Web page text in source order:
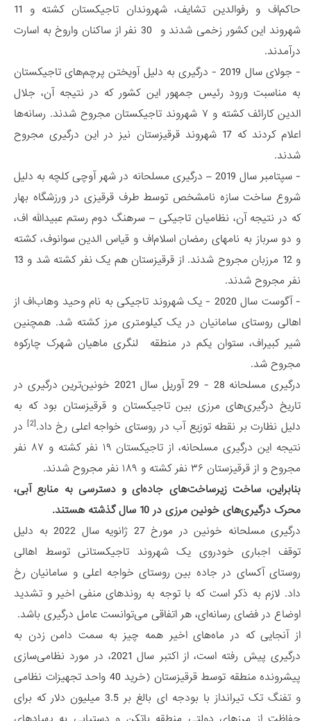
حاکم‌اف و رفوالدین تشایف، شهروندان تاجیکستان کشته و 11
شهروند این کشور زخمی شدند و 30 نفر از ساکنان واروخ به اسارت
درآمدند.
- جولای سال 2019 - درگیری به دلیل آویختن پرچم‌های تاجیکستان
به مناسبت ورود رئیس جمهور این کشور که در نتیجه آن، جلال
الدین کارائف کشته و ۷ شهروند تاجیکستان مجروح شدند. رسانه‌ها
اعلام کردند که 17 شهروند قرقیزستان نیز در این درگیری مجروح
شدند.
- سپتامبر سال 2019 – درگیری مسلحانه در شهر آوچی کلچه به دلیل
شروع ساخت سازه نامشخص توسط طرف قرقیزی در ورزشگاه بهار
که در نتیجه آن، نظامیان تاجیکی – سرهنگ دوم رستم عبیدالله اف،
و دو سرباز به نامهای رمضان اسلا‌م‌اف و قیاس الدین سوانوف، کشته
و 12 مرزبان مجروح شدند. از قرقیزستان هم یک نفر کشته شد و 13
نفر مجروح شدند.
- آگوست سال 2020 - یک شهروند تاجیکی به نام وحید وهاب‌اف از
اهالی روستای سامانیان در یک کیلومتری مرز کشته شد. همچنین
شیر کبیراف، ستوان یکم در منطقه لنگری ماهیان شهرک چارکوه
مجروح شد.
درگیری مسلحانه 28 - 29 آوریل سال 2021 خونین‌ترین درگیری در
تاریخ درگیری‌های مرزی بین تاجیکستان و قرقیزستان بود که به
دلیل نظارت بر نقطه توزیع آب در روستای خواجه اعلی رخ داد.[2]
در
نتیجه این درگیری مسلحانه، از تاجیکستان ۱۹ نفر کشته و ۸۷ نفر
مجروح و از قرقیزستان ۳۶ نفر کشته و ۱۸۹ نفر مجروح شدند.
بنابراین، ساخت زیرساخت‌های جاده‌ای و دسترسی به منابع آبی،
محرک درگیری‌های خونین مرزی در 10 سال گذشته هستند.
درگیری مسلحانه خونین در مورخ 27 ژانویه سال 2022 به دلیل
توقف اجباری خودروی یک شهروند تاجیکستانی توسط اهالی
روستای آکسای در جاده بین روستای خواجه اعلی و سامانیان رخ
داد. لازم به ذکر است که با توجه به روندهای منفی اخیر و تشدید
اوضاع در فضای رسانه‌ای، هر اتفاقی می‌توانست عامل درگیری باشد.
از آنجایی که در ماه‌های اخیر همه چیز به سمت دامن زدن به
درگیری پیش رفته است، از اکتبر سال 2021، در مورد نظامی‌سازی
پیشرونده منطقه توسط قرقیزستان (خرید 40 واحد تجهیزات نظامی
و تفنگ تک تیرانداز با بودجه ای بالغ بر 3.5 میلیون دلار که برای